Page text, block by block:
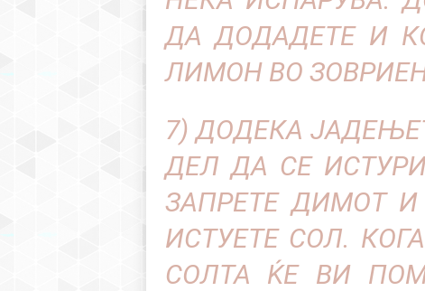
ДА ДОДАДЕТЕ И
ЛИМОН ВО
7) ДОДЕКА
ДЕЛ ДА СЕ
ЗАПРЕТЕ ДИМОТ
ИСТУЕТЕ СОЛ.
СОЛТА ЌЕ ВИ